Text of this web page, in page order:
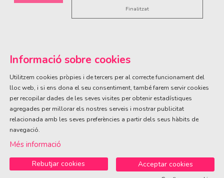
Finalitzat
ÀREA DE CULTURA
Olivareta, 38 · T. 972 83 00 05cultura@llagostera.cat
Sitemap
Informació sobre cookies
Utilitzem cookies pròpies i de tercers per al correcte funcionament del
lloc web, i si ens dona el seu consentiment, també farem servir cookies
per recopilar dades de les seves visites per obtenir estadístiques
agregades per millorar els nostres serveis i mostrar publicitat
relacionada amb les seves preferències a partir dels seus hàbits de
navegació.
Més informació
Acceptar cookies
Rebutjar cookies